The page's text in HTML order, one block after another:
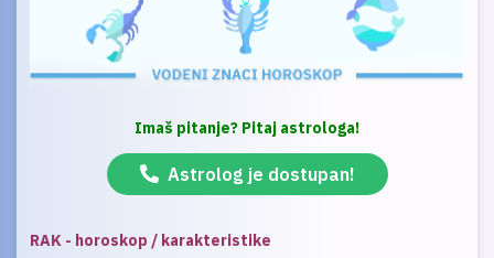
Imaš pitanje? Pitaj astrologa!
Astrolog je dostupan!
RAK - horoskop / karakteristike